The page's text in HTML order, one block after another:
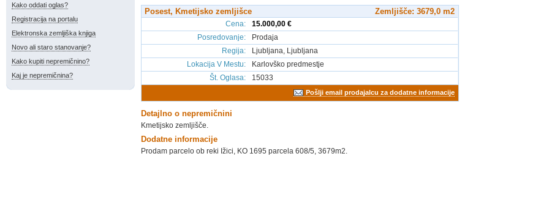
Kako oddati oglas?
Registracija na portalu
Elektronska zemljiška knjiga
Novo ali staro stanovanje?
Kako kupiti nepremičnino?
Kaj je nepremičnina?
Posest, Kmetijsko zemljišce Zemljišče: 3679,0 m2
Cena:
15.000,00 €
Posredovanje:
Prodaja
Regija:
Ljubljana, Ljubljana
Lokacija V Mestu:
Karlovško predmestje
Št. Oglasa: 15033
Pošlji email prodajalcu za dodatne informacije
Detajlno o nepremičnini
Kmetijsko zemljišče.
Dodatne informacije
Prodam parcelo ob reki Ižici, KO 1695 parcela 608/5, 3679m2.